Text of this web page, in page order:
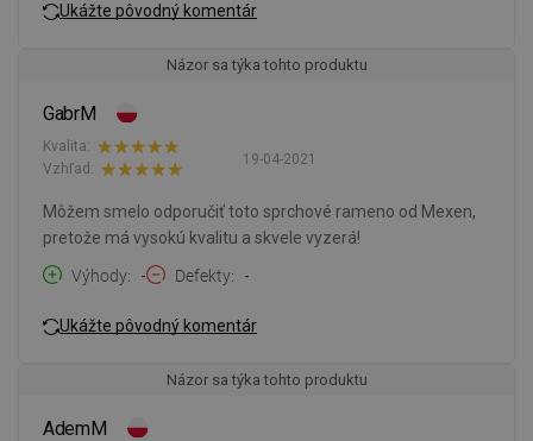
Ukážte pôvodný komentár
Názor sa týka tohto produktu
GabrM
19-04-2021
Kvalita:
Vzhľad:
Môžem smelo odporučiť toto sprchové rameno od Mexen,
pretože má vysokú kvalitu a skvele vyzerá!
Výhody
- Defekty -
Ukážte pôvodný komentár
Názor sa týka tohto produktu
AdemM